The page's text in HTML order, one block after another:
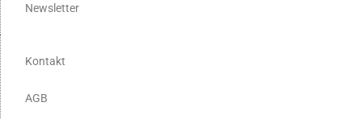
Newsletter
Kontakt
AGB